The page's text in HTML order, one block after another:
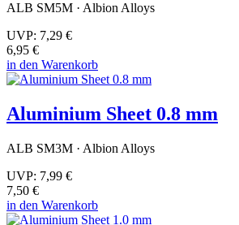
ALB SM5M · Albion Alloys
UVP: 7,29 €
6,95 €
in den Warenkorb
Aluminium Sheet 0.8 mm
ALB SM3M · Albion Alloys
UVP: 7,99 €
7,50 €
in den Warenkorb